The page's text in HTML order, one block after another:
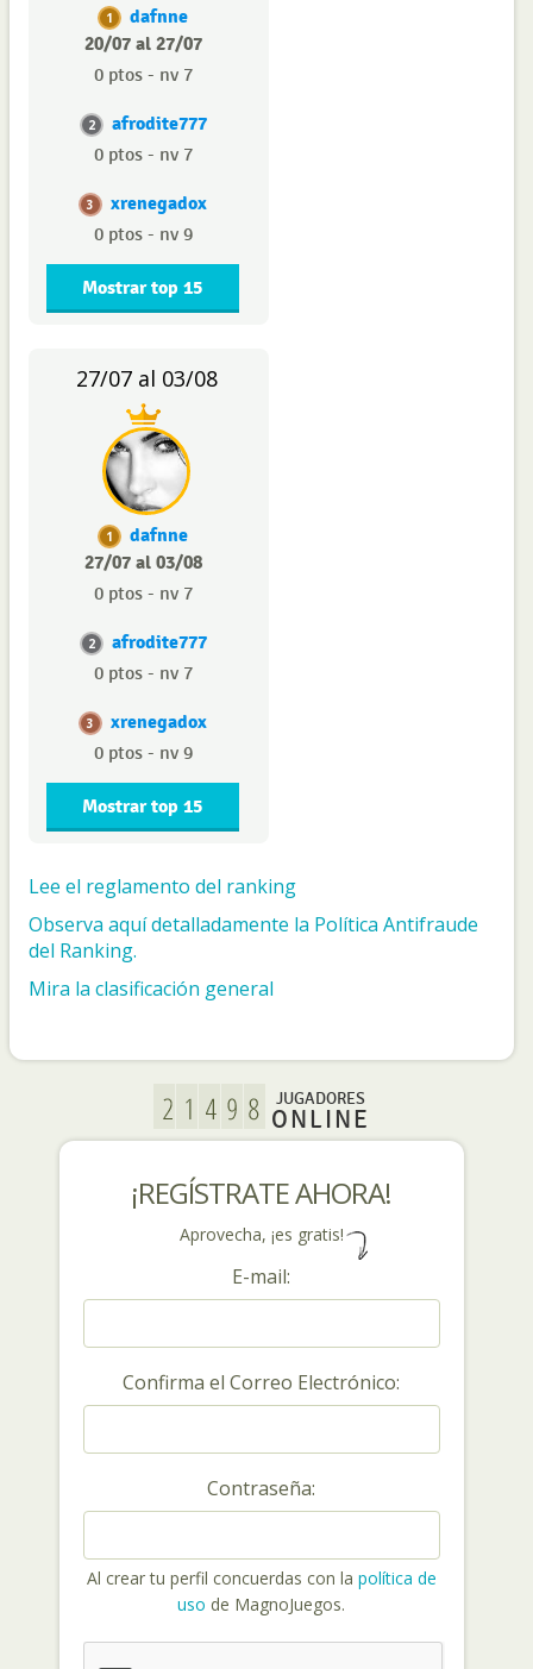
1
dafnne
20/07 al 27/07
0 ptos - nv 7
2 afrodite777
0 ptos - nv 7
3 xrenegadox
0 ptos - nv 9
Mostrar top 15
27/07 al 03/08
1
dafnne
27/07 al 03/08
0 ptos - nv 7
2 afrodite777
0 ptos - nv 7
3 xrenegadox
0 ptos - nv 9
Mostrar top 15
Lee el reglamento del ranking
Observa aquí detalladamente la Política Antifraude
del Ranking.
Mira la clasificación general
JUGADORES
ONLINE
¡REGÍSTRATE AHORA!
Aprovecha, ¡es gratis!
E-mail:
Confirma el Correo Electrónico:
Contraseña:
Al crear tu perfil concuerdas con la política de
uso de MagnoJuegos.